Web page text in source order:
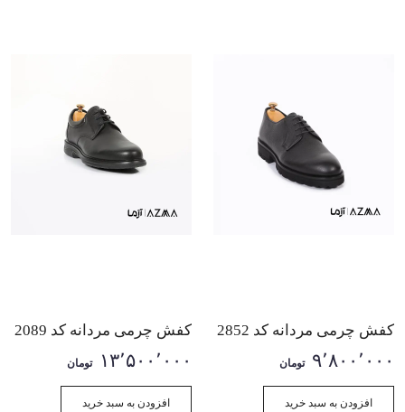
کفش چرمی مردانه کد 2852
۹٬۸۰۰٬۰۰۰ تومان
افزودن به سبد خرید
کفش چرمی مردانه کد 2089
۱۳٬۵۰۰٬۰۰۰ تومان
افزودن به سبد خرید